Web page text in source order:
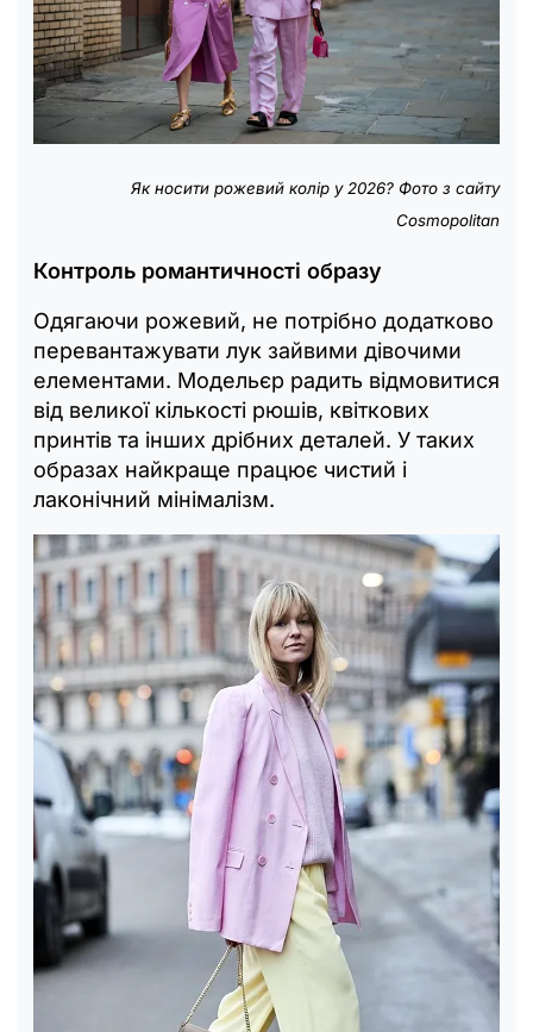
Як носити рожевий колір у 2026? Фото з сайту
Cosmopolitan
Контроль романтичності образу
Одягаючи рожевий, не потрібно додатково
перевантажувати лук зайвими дівочими
елементами. Модельєр радить відмовитися
від великої кількості рюшів, квіткових
принтів та інших дрібних деталей. У таких
образах найкраще працює чистий і
лаконічний мінімалізм.